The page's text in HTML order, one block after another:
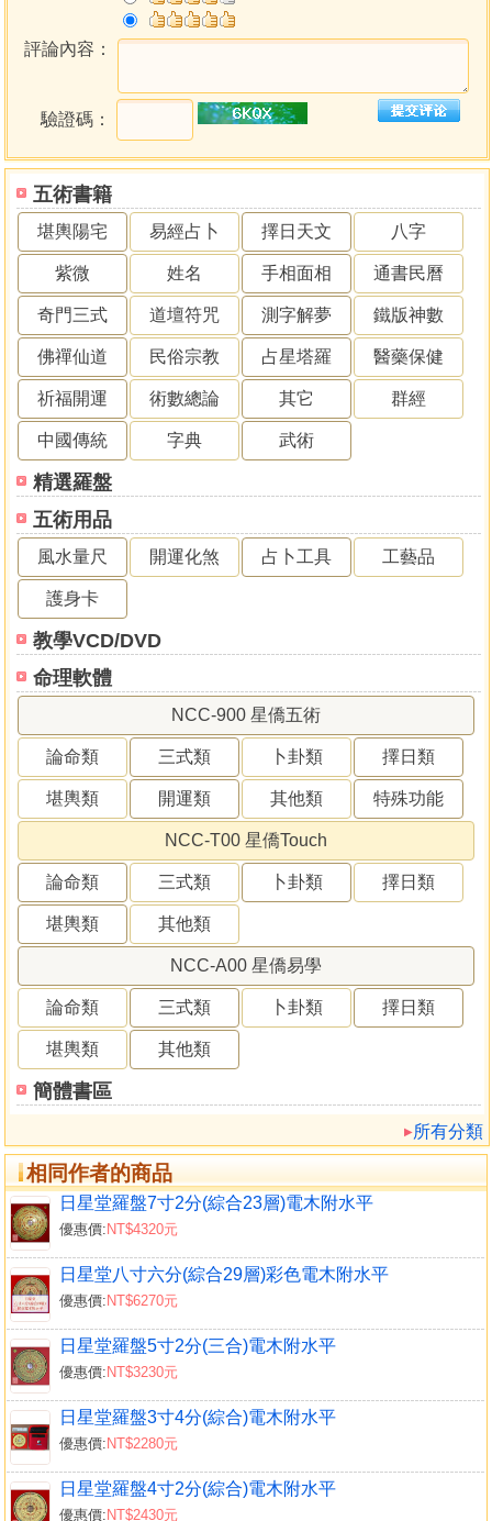
五術書籍
堪輿陽宅 易經占卜 擇日天文 八字
紫微 姓名 手相面相 通書民曆
奇門三式 道壇符咒 測字解夢 鐵版神數
佛禪仙道 民俗宗教 占星塔羅 醫藥保健
祈福開運 術數總論 其它 群經
中國傳統 字典 武術
精選羅盤
五術用品
風水量尺 開運化煞 占卜工具 工藝品
護身卡
教學VCD/DVD
命理軟體
NCC-900 星僑五術
論命類 三式類 卜卦類 擇日類
堪輿類 開運類 其他類 特殊功能
NCC-T00 星僑Touch
論命類 三式類 卜卦類 擇日類
堪輿類 其他類
NCC-A00 星僑易學
論命類 三式類 卜卦類 擇日類
堪輿類 其他類
簡體書區
所有分類
相同作者的商品
日星堂羅盤7寸2分(綜合23層)電木附水平
優惠價: NT$4320元
日星堂八寸六分(綜合29層)彩色電木附水平
優惠價: NT$6270元
日星堂羅盤5寸2分(三合)電木附水平
優惠價: NT$3230元
日星堂羅盤3寸4分(綜合)電木附水平
優惠價: NT$2280元
日星堂羅盤4寸2分(綜合)電木附水平
優惠價: NT$2430元
評論內容：
驗證碼：